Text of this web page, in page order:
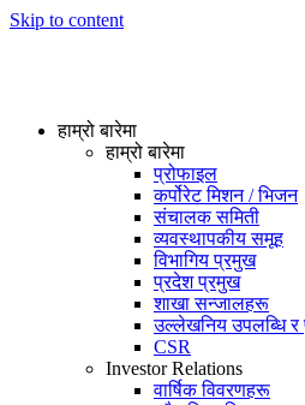
Skip to content
हाम्रो बारेमा
हाम्रो बारेमा
प्रोफाइल
कर्पोरेट मिशन / भिजन
संचालक समिती
व्यवस्थापकीय समूह
विभागिय प्रमुख
प्रदेश प्रमुख
शाखा सन्जालहरू
उल्लेखनिय उपलब्धि
CSR
Investor Relations
वार्षिक विवरणहरू